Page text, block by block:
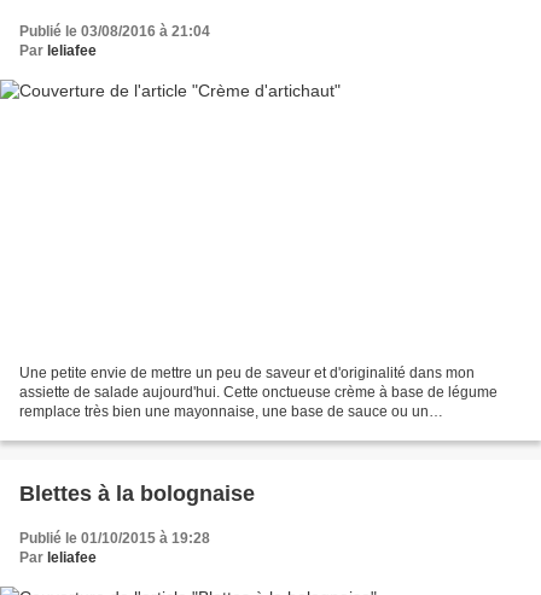
Publié le 03/08/2016 à 21:04
Par leliafee
Une petite envie de mettre un peu de saveur et d'originalité dans mon
assiette de salade aujourd'hui. Cette onctueuse crème à base de légume
remplace très bien une mayonnaise, une base de sauce ou un
Blettes à la bolognaise
Publié le 01/10/2015 à 19:28
Par leliafee